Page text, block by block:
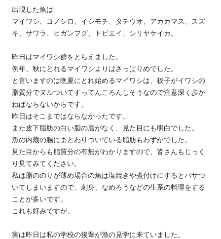
出現した魚は
マイワシ、コノシロ、イシモチ、タチウオ、アカカマス、スズ
キ、サワラ、ヒガンフグ、トビエイ、シリヤケイカ。
昨日はマイワシ群をとらえました。
例年、秋にとれるマイワシよりはさっぱりめでした。
と言いますのは晩夏にとれ始めるマイワシは、板子がイワシの
脂質分でヌルついてすってんころんしそうなので注意深く歩か
ねばならないからです。
昨日はそこまではならなかったです。
また皮下脂肪の白い脂の層がなく、見た目にも明白でした。
魚の内蔵の腸にまとわりついている脂肪もわずかでした。
見た目からも脂質分の有無がわかりますので、皆さんもじっく
り見てみてください。
私は脂ののりが薄め場合の魚は塩焼きや煮付けにするとパサつ
いてしまいますので、刺身、なめろうなどの生系の料理をする
ことが多いです。
これも好みですが。
実は昨日は私の学校の後輩が漁の見学に来ていました。